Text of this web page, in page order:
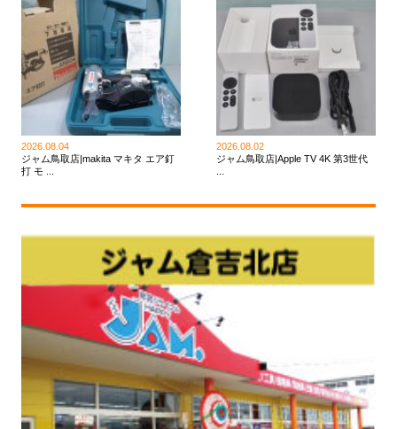
2026.08.04
ジャム鳥取店|makita マキタ エア釘
打 モ ...
2026.08.02
ジャム鳥取店|Apple TV 4K 第3世代